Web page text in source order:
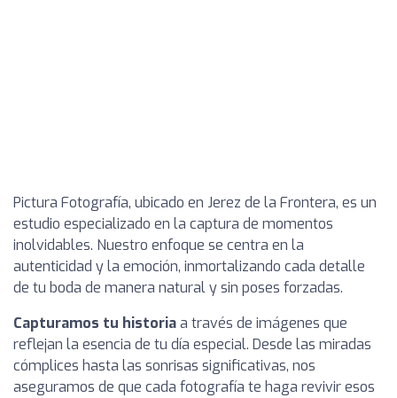
Pictura Fotografía, ubicado en Jerez de la Frontera, es un
estudio especializado en la captura de momentos
inolvidables. Nuestro enfoque se centra en la
autenticidad y la emoción, inmortalizando cada detalle
de tu boda de manera natural y sin poses forzadas.
Capturamos tu historiaa través de imágenes que
reflejan la esencia de tu día especial. Desde las miradas
cómplices hasta las sonrisas significativas, nos
aseguramos de que cada fotografía te haga revivir esos